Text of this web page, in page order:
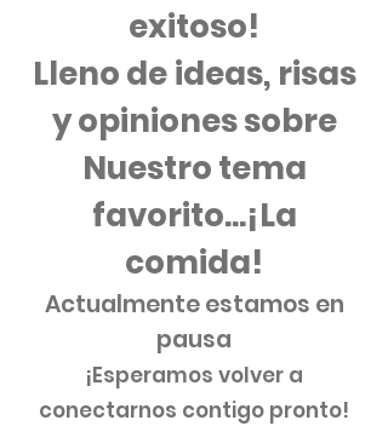
exitoso!
Lleno de ideas, risas
y opiniones sobre
Nuestro tema
favorito...¡La
comida!
Actualmente estamos en
pausa
¡Esperamos volver a
conectarnos contigo pronto!